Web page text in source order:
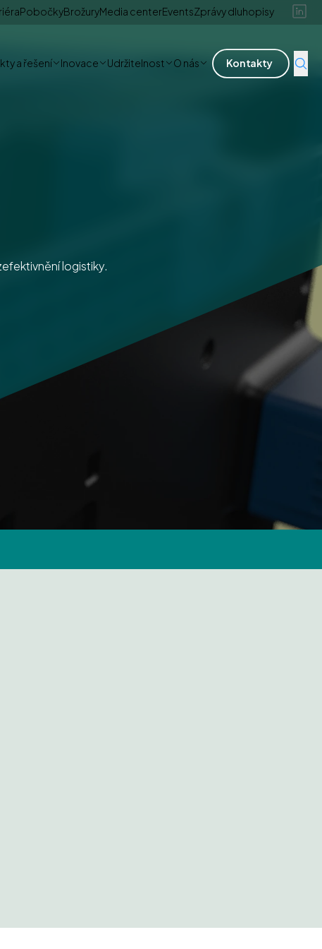
PobočkyBrožuryMedia centerEventsZprávy dluhopisy
a řešení Inovace Udržitelnost O nás Kontakty
logistiky.